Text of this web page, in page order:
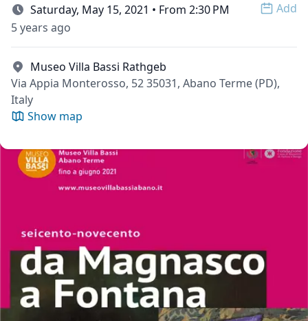
Saturday, May 15, 2021 • From 2:30 PM
Add
5 years ago
Museo Villa Bassi Rathgeb
Via Appia Monterosso, 52 35031, Abano Terme (PD),
Italy
Show map